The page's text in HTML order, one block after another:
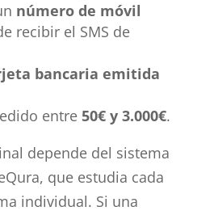
número de móvil
recibir el SMS de
bancaria emitida
entre 50€ y 3.000€.
depende del sistema
que estudia cada
individual. Si una